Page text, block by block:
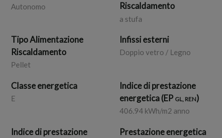
Autonomo
Riscaldamento
a stufa
Tipo Alimentazione
Riscaldamento
Pellet
Infissi esterni
Doppio vetro / Legno
Classe energetica
E
Indice di prestazione
energetica (EP GL, REN)
406.94 kWh/m2 anno
Indice di prestazione
Prestazione energetica